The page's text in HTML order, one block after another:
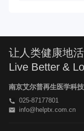
让人类健康地
Live Better &
南京艾尔普再生医学科
025-87177801
info@helptx.com.cn